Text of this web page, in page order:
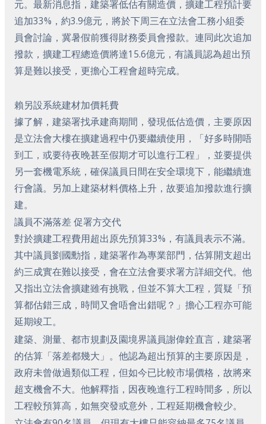
元。最新消息指，建築署低估有關造價，擴建工程預計要
追加33%，約3.9億元，將於下周三在立法會工務小組委
員會討論，冀暑假前獲得財務委員會撥款。連同此次追加
撥款，擴建工程總造價將達15.6億元，有議員認為超出預
算是難以接受，更擔心工程會超時完成。
賴另設系統建材加價耗費
據了解，建築署找承建商期間，發現低估造價，主要原因
是立法會大樓在擴建過程中仍要繼續使用，「好多時開唔
到工，或要待夜晚甚至假期才可以進行工程」，並要提供
另一套機電系統，確保議員日間在安全環境下，能繼續進
行會議。另加上建築材料價格上升，故要追加撥款進行擴
建。
議員不滿落差 促署方交代
對於擴建工程費用超出原先預算33%，有議員表示不滿。
其中議員劉國勳指，建築署作為專業部門，估算開支超出
約三成實在難以接受，會在立法會要求署方詳細交代。他
又指出立法會擴建雖有挑戰，但並不算大工程，質疑「預
算都估錯三成，時間又會唔會出錯呢？」擔心工程亦可能
延期竣工。
建築、測量、都市規劃及園境界議員謝偉銓直言，建築署
的估算「落差都幾大」。他認為超出預算的主要原因是，
政府未曾做過類似工程，但如今已比較市場價格，故將來
超支機會不大。他解釋指，因夜晚進行工程時間多，所以
工程較預算高，如無突發或意外，工程延期機會較少。